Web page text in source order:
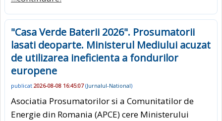
"Casa Verde Baterii 2026". Prosumatorii
lasati deoparte. Ministerul Mediului acuzat
de utilizarea ineficienta a fondurilor
europene
publicat 2026-08-08 16:45:07(Jurnalul-National)
Asociatia Prosumatorilor si a Comunitatilor de
Energie din Romania (APCE) cere Ministerului